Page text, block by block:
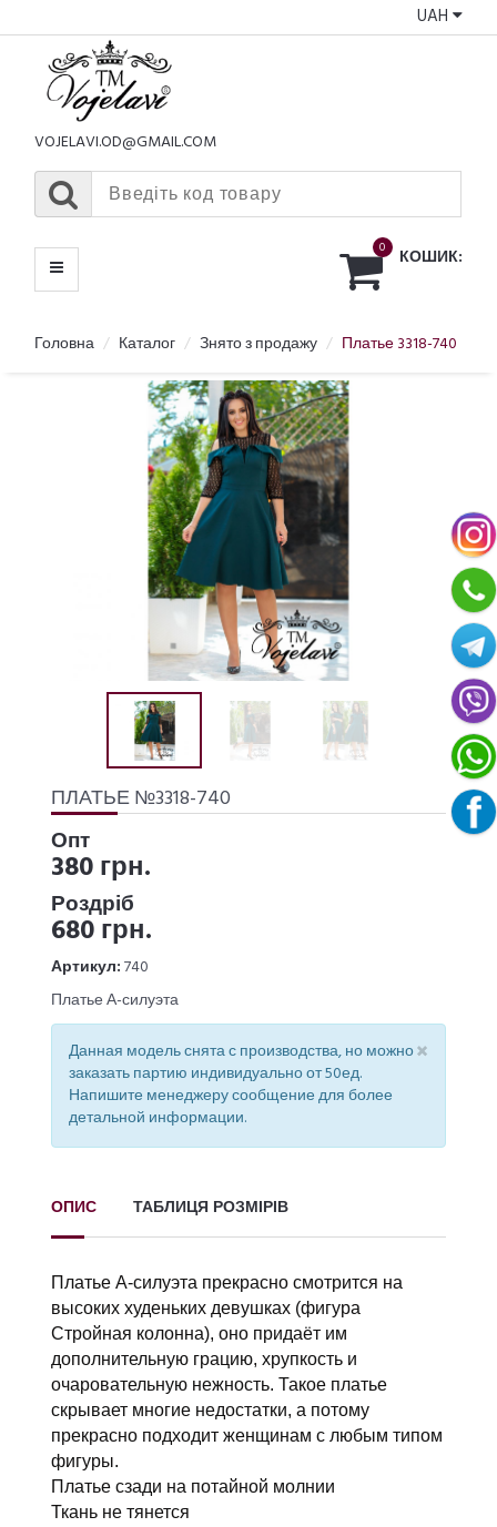
UAH
VOJELAVI.OD@GMAIL.COM
0 КОШИК:
МЕНЮ
Головна Каталог Знято з продажу Платье 3318-740
ПЛАТЬЕ №3318-740
Опт
380 грн.
Роздріб
680 грн.
Артикул:740
Платье А-силуэта
×
Данная модель снята с производства, но можно
заказать партию индивидуально от 50ед.
Напишите менеджеру сообщение для более
детальной информации.
ОПИС ТАБЛИЦЯ РОЗМІРІВ
Платье А-силуэта прекрасно смотрится на
высоких худеньких девушках (фигура
Стройная колонна), оно придаёт им
дополнительную грацию, хрупкость и
очаровательную нежность. Такое платье
скрывает многие недостатки, а потому
прекрасно подходит женщинам с любым типом
фигуры.
Платье сзади на потайной молнии
Ткань не тянется